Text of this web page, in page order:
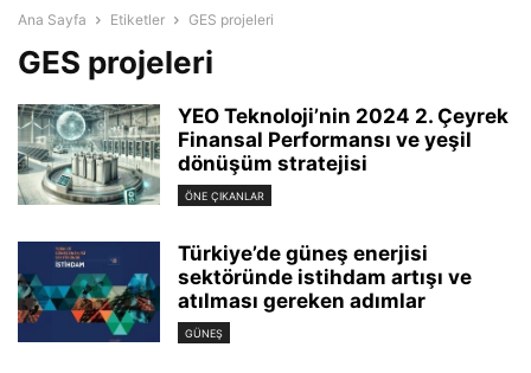
Ana Sayfa Etiketler GES projeleri
GES projeleri
YEO Teknoloji’nin 2024 2. Çeyrek
Finansal Performansı ve yeşil
dönüşüm stratejisi
ÖNE ÇIKANLAR
Türkiye’de güneş enerjisi
sektöründe istihdam artışı ve
atılması gereken adımlar
GÜNEŞ